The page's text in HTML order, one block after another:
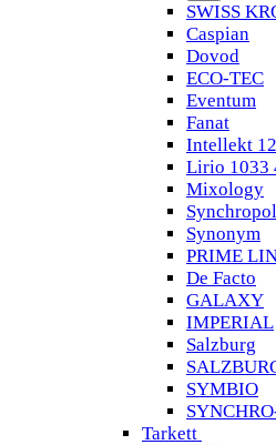
SWISS
Caspian
Dovod
ECO-TEC
Eventum
Fanat
Intellekt
Lirio 1033
Mixology
Synonym
PRIME
De Facto
GALAXY
IMPERIAL
Salzburg
SYMBIO
Tarkett